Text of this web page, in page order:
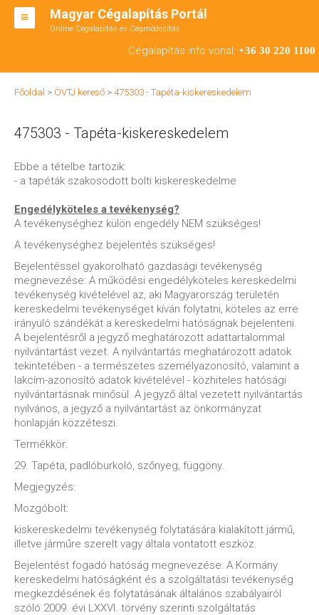
Magyar Cégalapítás Portál
Online Cégalapítás és Cégmódosítás
Cégalapítás info vonal: +36 30 220 1100
BT ALAPÍTÁS
CÉGMÓDOSÍTÁS
ÁTALAKULÁS
TEÁOR SZÁMOK '08
ENGEDÉLYKÖTELES
KAPCSOLAT
IRODÁK
Főoldal > ÖVTJ kereső > 475303 - Tapéta-kiskereskedelem
475303 - Tapéta-kiskereskedelem
Ebbe a tételbe tartozik:
- a tapéták szakosodott bolti kiskereskedelme
Engedélyköteles a tevékenység?
A tevékenységhez külön engedély NEM szükséges!
A tevékenységhez bejelentés szükséges!
Bejelentéssel gyakorolható gazdasági tevékenység
megnevezése: A működési engedélyköteles kereskedelmi
tevékenység kivételével az, aki Magyarország területén
kereskedelmi tevékenységet kíván folytatni, köteles az erre
irányuló szándékát a kereskedelmi hatóságnak bejelenteni.
A bejelentésről a jegyző meghatározott adattartalommal
nyilvántartást vezet. A nyilvántartás meghatározott adatok
tekintetében - a természetes személyazonosító, valamint a
lakcím-azonosító adatok kivételével - közhiteles hatósági
nyilvántartásnak minősül. A jegyző által vezetett nyilvántartás
nyilvános, a jegyző a nyilvántartást az önkormányzat
honlapján közzéteszi.
Termékkör:
29. Tapéta, padlóburkoló, szőnyeg, függöny.
Megjegyzés:
Mozgóbolt:
kiskereskedelmi tevékenység folytatására kialakított jármű,
illetve járműre szerelt vagy általa vontatott eszköz.
Bejelentést fogadó hatóság megnevezése: A Kormány
kereskedelmi hatóságként és a szolgáltatási tevékenység
megkezdésének és folytatásának általános szabályairól
szóló 2009. évi LXXVI. törvény szerinti szolgáltatás